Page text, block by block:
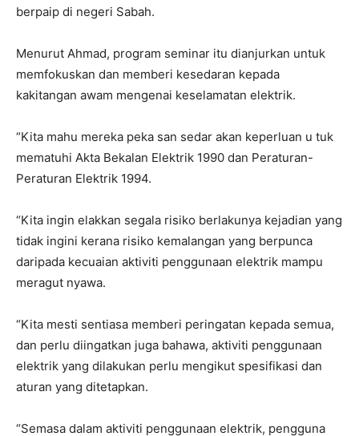
berpaip di negeri Sabah.
Menurut Ahmad, program seminar itu dianjurkan untuk
memfokuskan dan memberi kesedaran kepada
kakitangan awam mengenai keselamatan elektrik.
“Kita mahu mereka peka san sedar akan keperluan u tuk
mematuhi Akta Bekalan Elektrik 1990 dan Peraturan-
Peraturan Elektrik 1994.
“Kita ingin elakkan segala risiko berlakunya kejadian yang
tidak ingini kerana risiko kemalangan yang berpunca
daripada kecuaian aktiviti penggunaan elektrik mampu
meragut nyawa.
“Kita mesti sentiasa memberi peringatan kepada semua,
dan perlu diingatkan juga bahawa, aktiviti penggunaan
elektrik yang dilakukan perlu mengikut spesifikasi dan
aturan yang ditetapkan.
“Semasa dalam aktiviti penggunaan elektrik, pengguna